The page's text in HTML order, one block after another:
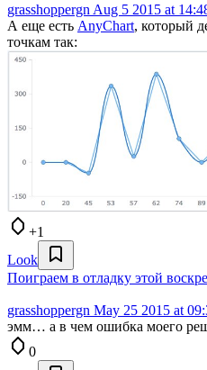
grasshoppergn Aug 5 2015 at
А еще есть AnyChart, который
точкам так:
+1
Look
Поиграем в отладку этой
grasshoppergn May 25 2015 at
эмм… а в чем ошибка моего
0